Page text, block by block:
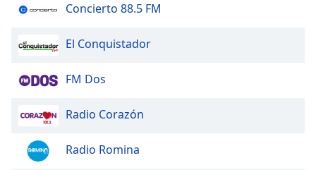
Concierto 88.5 FM
El Conquistador
FM Dos
Radio Corazón
Radio Romina